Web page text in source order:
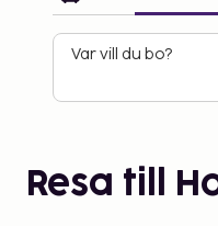
Var vill du bo?
Resa till